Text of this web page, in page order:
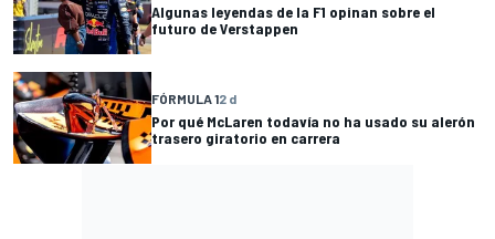
Algunas leyendas de la F1 opinan sobre el
futuro de Verstappen
FÓRMULA 12 d
Por qué McLaren todavía no ha usado su alerón
trasero giratorio en carrera